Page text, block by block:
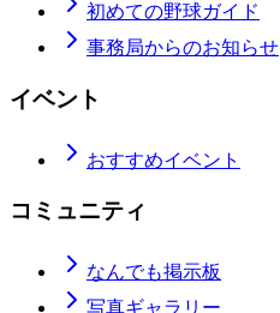
初めての野球ガイド
事務局からのお知らせ
イベント
おすすめイベント
コミュニティ
なんでも掲示板
写真ギャラリー